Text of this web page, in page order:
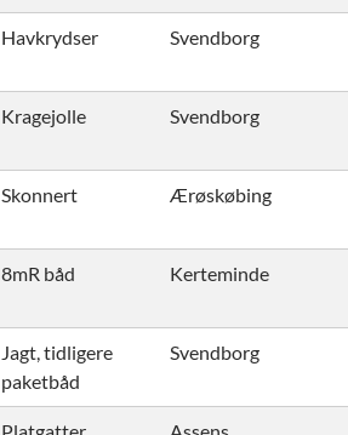
Havkrydser Svendborg
Kragejolle Svendborg
Skonnert Ærøskøbing
8mR båd Kerteminde
Jagt, tidligere
paketbåd
Svendborg